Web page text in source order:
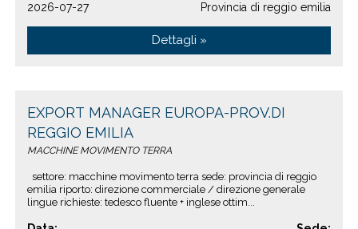
2026-07-27
Provincia di reggio emilia
Dettagli »
EXPORT MANAGER EUROPA-PROV.DI
REGGIO EMILIA
MACCHINE MOVIMENTO TERRA
settore: macchine movimento terra sede: provincia di reggio
emilia riporto: direzione commerciale / direzione generale
lingue richieste: tedesco fluente + inglese ottim...